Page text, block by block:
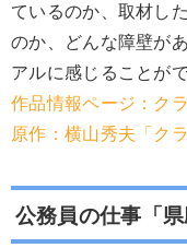
ているのか、取材し
のか、どんな障壁が
アルに感じることが
作品情報ページ：ク
原作：横山秀夫「ク
公務員の仕事「県